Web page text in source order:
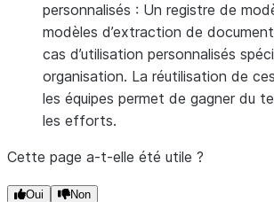
personnalisés : Un registre de
modèles d’extraction de
cas d’utilisation personnalisés
organisation. La réutilisation de
les équipes permet de gagner du
les efforts.
Cette page a-t-elle été utile ?
Oui Non